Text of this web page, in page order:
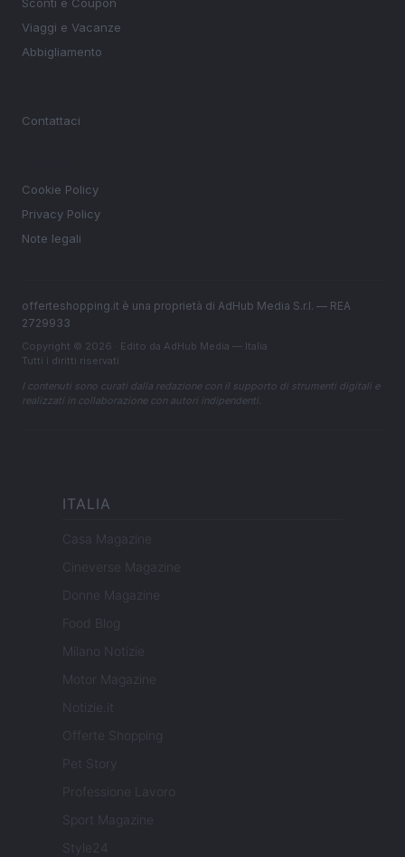
Sconti e Coupon
Viaggi e Vacanze
Abbigliamento
Contattaci
Cookie Policy
Privacy Policy
Note legali
offerteshopping.it è una proprietà di AdHub Media S.r.l. — REA
2729933
Copyright © 2026 · Edito da AdHub Media — Italia
Tutti i diritti riservati
I contenuti sono curati dalla redazione con il supporto di strumenti digitali e
realizzati in collaborazione con autori indipendenti.
ITALIA
Casa Magazine
Cineverse Magazine
Donne Magazine
Food Blog
Milano Notizie
Motor Magazine
Notizie.it
Offerte Shopping
Pet Story
Professione Lavoro
Sport Magazine
Style24